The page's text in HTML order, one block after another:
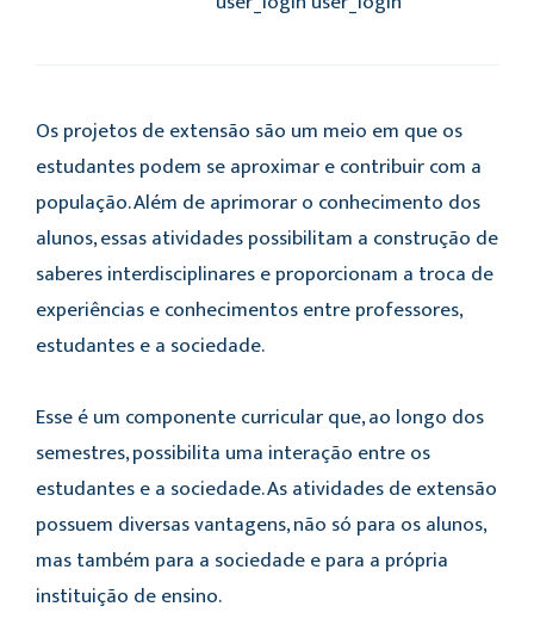
Os projetos de extensão são um meio em que os
estudantes podem se aproximar e contribuir com a
população. Além de aprimorar o conhecimento dos
alunos, essas atividades possibilitam a construção de
saberes interdisciplinares e proporcionam a troca de
experiências e conhecimentos entre professores,
estudantes e a sociedade.
Esse é um componente curricular que, ao longo dos
semestres, possibilita uma interação entre os
estudantes e a sociedade. As atividades de extensão
possuem diversas vantagens, não só para os alunos,
mas também para a sociedade e para a própria
instituição de ensino.